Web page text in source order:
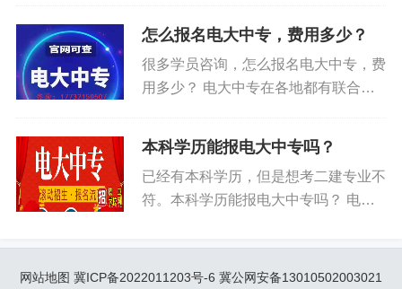
报名后，基本10天左右即可注册学
12个...
哪一种正规流程呢？ 在这里我们为大
家推荐电大中专！电大中专的优势主要
有以下几点： 1、滚动报名，报名后半
明确，直接在学校官方网站查询放心；
证书含金量高； 4、学制短，毕业时间
快，一般从注册日起12个月即可毕
怎么报名电大中专，费用多少？
很多学员咨询，怎么报名电大中专，费
用多少？ 电大中专在各地都有联合办
提交电子登记照、身份证正反面、学历
证明电子资料就可以注册学籍了。 每
月都有注册机会。电中一年制，12个
增加，会微调。 电大中专报名条件是
怎样的？有哪些专业？毕业证如何验
本科学历能报电大中专吗？
已经有本科学历，但是想考二建专业不
符。本科学历能报电大中专吗？ 电大
可以，报名学生之前有中专、大专、本
科、研究生等文凭与报名电大中专不冲
网站地图 冀ICP备2022011203号-6 冀公网安备13010502003021